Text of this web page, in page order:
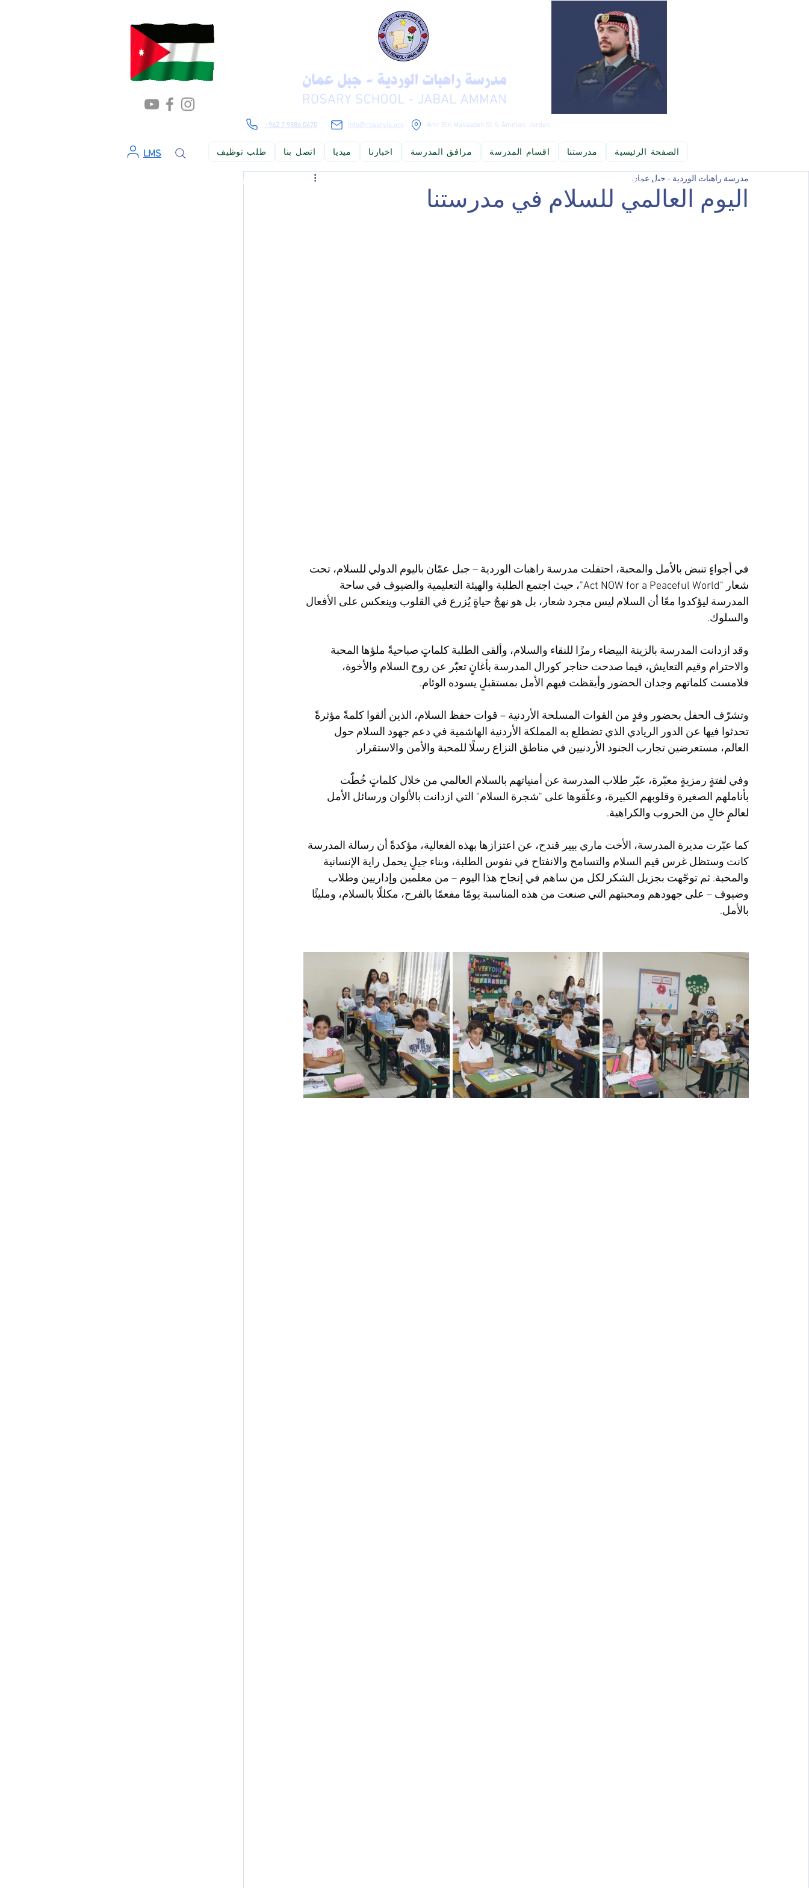
+962 7 9886 0470 info@rosaryja.org Amr Bin Masaadeh St 5, Amman, Jordan
اليوم العالمي للسلام في مدرستنا
مدرسة راهبات الوردية - جبل عمان
في أجواءٍ تنبض بالأمل والمحبة، احتفلت مدرسة راهبات الوردية – جبل عمّان باليوم الدولي للسلام، تحت
شعار "Act NOW for a Peaceful World"، حيث اجتمع الطلبة والهيئة التعليمية والضيوف في ساحة
المدرسة ليؤكدوا معًا أن السلام ليس مجرد شعار، بل هو نهجُ حياةٍ يُزرع في القلوب وينعكس على الأفعال
والسلوك.
وقد ازدانت المدرسة بالزينة البيضاء رمزًا للنقاء والسلام، وألقى الطلبة كلماتٍ صباحيةً ملؤها المحبة
والاحترام وقيم التعايش، فيما صدحت حناجر كورال المدرسة بأغانٍ تعبّر عن روح السلام والأخوة،
فلامست كلماتهم وجدان الحضور وأيقظت فيهم الأمل بمستقبلٍ يسوده الوئام.
وتشرّف الحفل بحضور وفدٍ من القوات المسلحة الأردنية – قوات حفظ السلام، الذين ألقوا كلمةً مؤثرةً
تحدثوا فيها عن الدور الريادي الذي تضطلع به المملكة الأردنية الهاشمية في دعم جهود السلام حول
العالم، مستعرضين تجارب الجنود الأردنيين في مناطق النزاع رسلًا للمحبة والأمن والاستقرار.
وفي لفتةٍ رمزيةٍ معبّرة، عبّر طلاب المدرسة عن أمنياتهم بالسلام العالمي من خلال كلماتٍ خُطّت
بأناملهم الصغيرة وقلوبهم الكبيرة، وعلّقوها على "شجرة السلام" التي ازدانت بالألوان ورسائل الأمل
لعالمٍ خالٍ من الحروب والكراهية.
كما عبّرت مديرة المدرسة، الأخت ماري بيير قندح، عن اعتزازها بهذه الفعالية، مؤكدةً أن رسالة المدرسة
كانت وستظل غرس قيم السلام والتسامح والانفتاح في نفوس الطلبة، وبناء جيلٍ يحمل راية الإنسانية
والمحبة. ثم توجّهت بجزيل الشكر لكل من ساهم في إنجاح هذا اليوم – من معلمين وإداريين وطلاب
وضيوف – على جهودهم ومحبتهم التي صنعت من هذه المناسبة يومًا مفعمًا بالفرح، مكللًا بالسلام، ومليئًا
بالأمل.
الصفحة الرئيسية مدرستنا اقسام المدرسة مرافق المدرسة اخبارنا ميديا اتصل بنا طلب توظيف
والمعرفة  ومهارات  تنمية التفكير،  وكذلك الاستفادة من تكنولوجيا المعلومات ومواكبة التطور العلمي، ليكونوا مواطنين صالحين يستطيعون الإسهام في بناء المجتمع وتطويره
LMS